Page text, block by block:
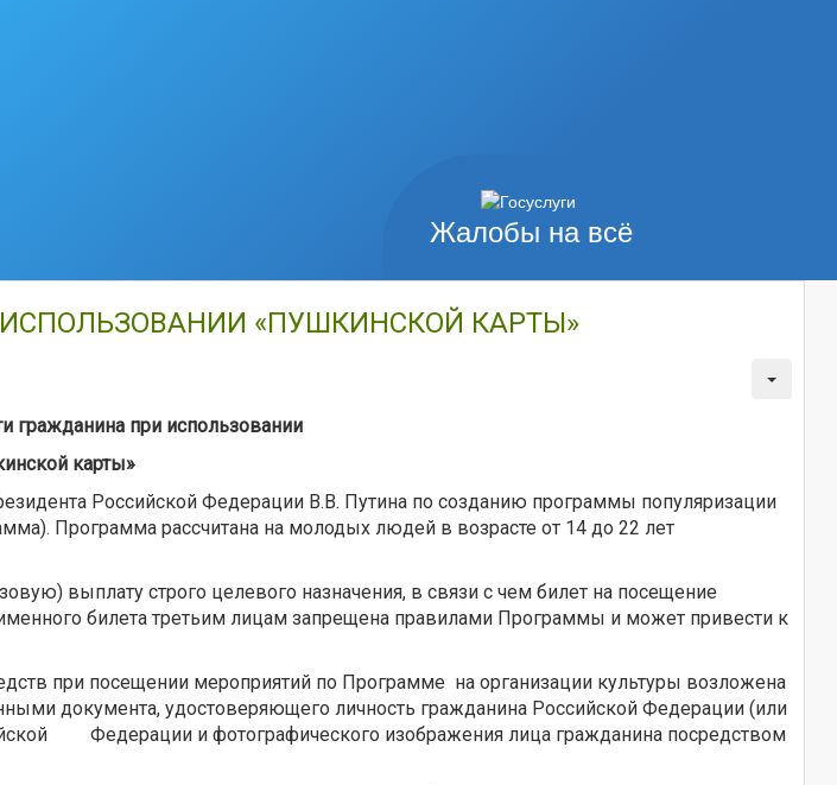
Жалобы на всё
«ПУШКИНСКОЙ КАРТЫ»
гражданина при использовании
карты»
Российской Федерации В.В. Путина по созданию программы популяризации
Программа рассчитана на молодых людей в возрасте от 14 до 22 лет
выплату строго целевого назначения, в связи с чем билет на посещение
билета третьим лицам запрещена правилами Программы и может привести к
при посещении мероприятий по Программе на организации культуры возложена
документа, удостоверяющего личность гражданина Российской Федерации (или
Федерации и фотографического изображения лица гражданина посредством